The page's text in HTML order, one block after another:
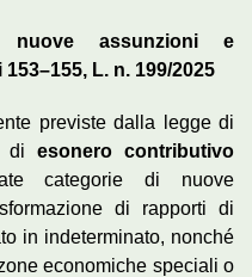
assunzioni e
L. n. 199/2025
previste dalla legge di
di esonero contributivo
categorie di nuove
di rapporti di
in indeterminato, nonché
economiche speciali o